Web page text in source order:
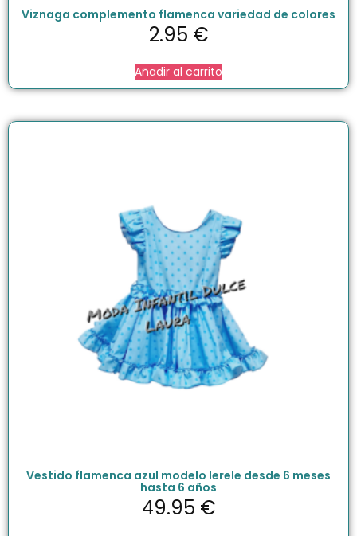
Viznaga complemento flamenca variedad de colores
2.95 €
Añadir al carrito
Vestido flamenca azul modelo lerele desde 6 meses
hasta 6 años
49.95 €